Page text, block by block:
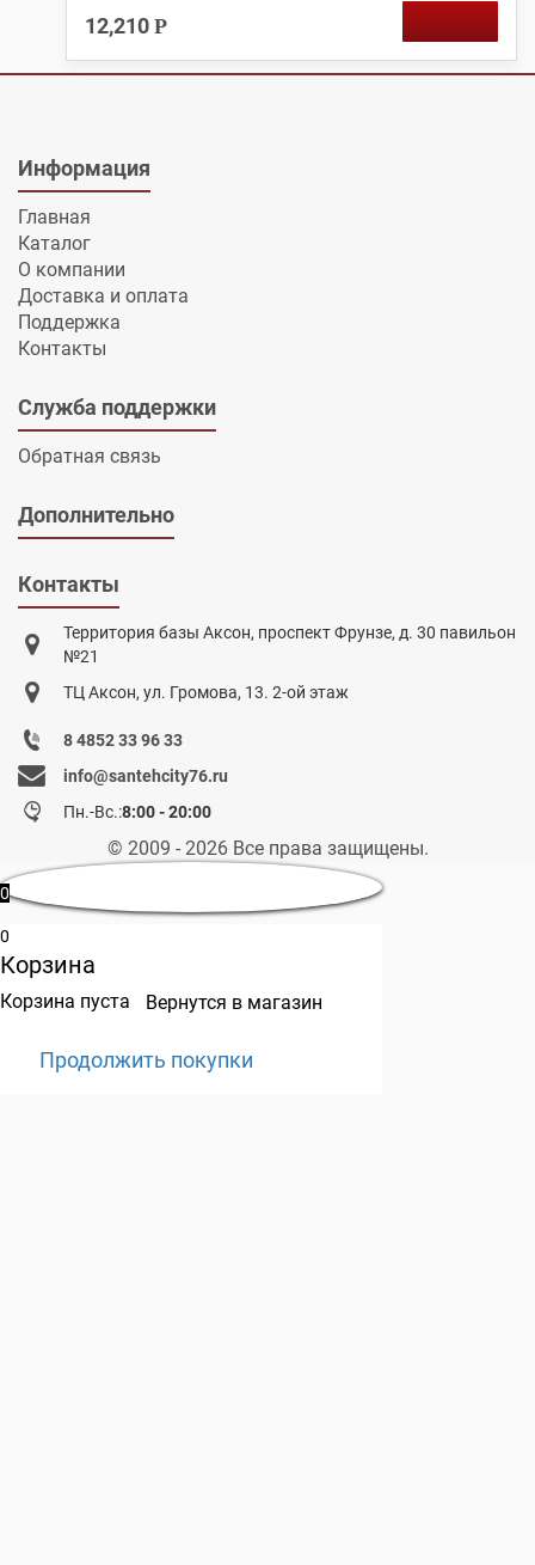
12,210 Р
Информация
Главная
Каталог
О компании
Доставка и оплата
Поддержка
Контакты
Служба поддержки
Обратная связь
Дополнительно
Контакты
Территория базы Аксон, проспект Фрунзе, д. 30 павильон
№21
ТЦ Аксон, ул. Громова, 13. 2-ой этаж
8 4852 33 96 33
info@santehcity76.ru
Пн.-Вс.:8:00 - 20:00
© 2009 - 2026 Все права защищены.
0
0
Корзина
Корзина пуста Вернутся в магазин
Продолжить покупки